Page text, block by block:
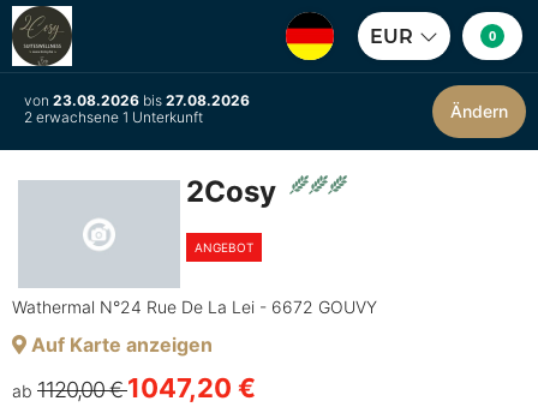
EUR 0
von 23.08.2026 bis 27.08.2026
2 erwachsene 1 Unterkunft
Ändern
2Cosy
ANGEBOT
Wathermal N°24 Rue De La Lei - 6672 GOUVY
Auf Karte anzeigen
ab 1120,00 €1047,20 €